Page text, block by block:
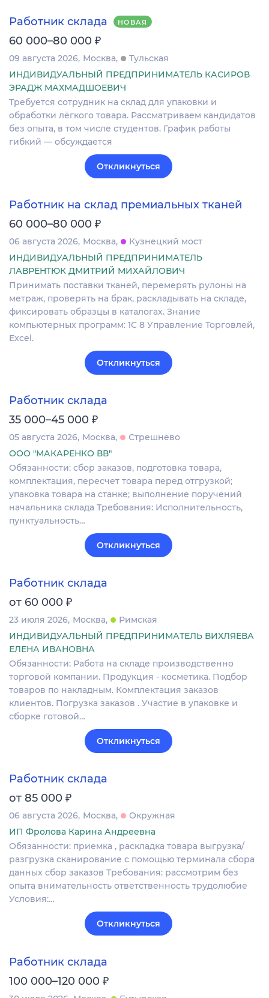
Работник склада НОВАЯ
60 000–80 000 ₽
09 августа 2026 Москва
Тульская
ИНДИВИДУАЛЬНЫЙ ПРЕДПРИНИМАТЕЛЬ КАСИРОВ
ЭРАДЖ МАХМАДШОЕВИЧ
Требуется сотрудник на склад для упаковки и
обработки лёгкого товара. Рассматриваем кандидатов
без опыта, в том числе студентов. График работы
гибкий — обсуждается
Откликнуться
Работник на склад премиальных тканей
60 000–80 000 ₽
06 августа 2026 Москва
Кузнецкий мост
ИНДИВИДУАЛЬНЫЙ ПРЕДПРИНИМАТЕЛЬ
ЛАВРЕНТЮК ДМИТРИЙ МИХАЙЛОВИЧ
Принимать поставки тканей, перемерять рулоны на
метраж, проверять на брак, раскладывать на складе,
фиксировать образцы в каталогах. Знание
компьютерных программ: 1С 8 Управление Торговлей,
Excel.
Откликнуться
Работник склада
35 000–45 000 ₽
05 августа 2026 Москва
Стрешнево
ООО "МАКАРЕНКО ВВ"
Обязанности: сбор заказов, подготовка товара,
комплектация, пересчет товара перед отгрузкой;
упаковка товара на станке; выполнение поручений
начальника склада Требования: Исполнительность,
пунктуальность…
Откликнуться
Работник склада
от 60 000 ₽
23 июля 2026 Москва
Римская
ИНДИВИДУАЛЬНЫЙ ПРЕДПРИНИМАТЕЛЬ ВИХЛЯЕВА
ЕЛЕНА ИВАНОВНА
Обязанности: Работа на складе производственно
торговой компании. Продукция - косметика. Подбор
товаров по накладным. Комплектация заказов
клиентов. Погрузка заказов . Участие в упаковке и
сборке готовой…
Откликнуться
Работник склада
от 85 000 ₽
06 августа 2026 Москва
Окружная
ИП Фролова Карина Андреевна
Обязанности: приемка , раскладка товара выгрузка/
разгрузка сканирование с помощью терминала сбора
данных сбор заказов Требования: рассмотрим без
опыта внимательность ответственность трудолюбие
Условия:…
Откликнуться
Работник склада
100 000–120 000 ₽